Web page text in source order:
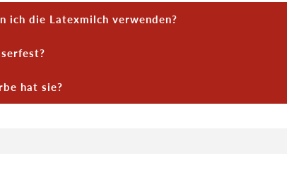
ich die Latexmilch verwenden?
hat sie?